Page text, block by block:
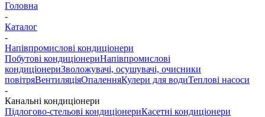
Головна
-
Каталог
-
Напівпромислові кондиціонери
Побутові кондиціонериНапівпромислові
кондиціонериЗволожувачі, осушувачі, очисники
повітряВентиляціяОпаленняКулери для водиТеплові насоси
-
Канальні кондиціонери
Підлогово-стельові кондиціонериКасетні кондиціонери